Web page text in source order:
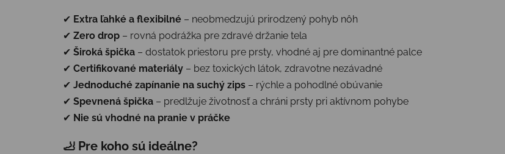
✔ Extra ľahké a flexibilné – neobmedzujú prirodzený pohyb nôh
✔ Zero drop – rovná podrážka pre zdravé držanie tela
✔ Široká špička – dostatok priestoru pre prsty, vhodné aj pre dominantné palce
✔ Certifikované materiály – bez toxických látok, zdravotne nezávadné
✔ Jednoduché zapínanie na suchý zips – rýchle a pohodlné obúvanie
✔ Spevnená špička – predlžuje životnosť a chráni prsty pri aktívnom pohybe
✔ Nie sú vhodné na pranie v práčke
🦶 Pre koho sú ideálne?